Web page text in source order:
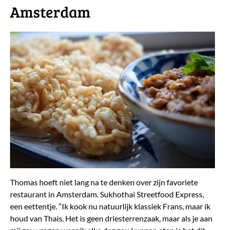
Amsterdam
Thomas hoeft niet lang na te denken over zijn favoriete
restaurant in Amsterdam. Sukhothai Streetfood Express,
een eettentje. “Ik kook nu natuurlijk klassiek Frans, maar ik
houd van Thais. Het is geen driesterrenzaak, maar als je aan